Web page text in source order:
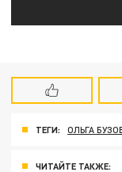
ТЕГИ: ОЛЬГА
ЧИТАЙТЕ ТАКЖЕ: